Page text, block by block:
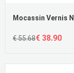
€ 55.68€ 38.90